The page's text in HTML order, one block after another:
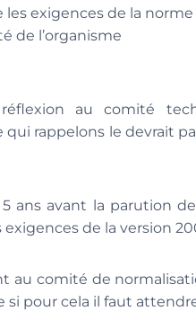
exigences de la norme
de l’organisme
au comité
rappelons le devrait
ans avant la parution
exigences de la version
au comité de
pour cela il faut attendre